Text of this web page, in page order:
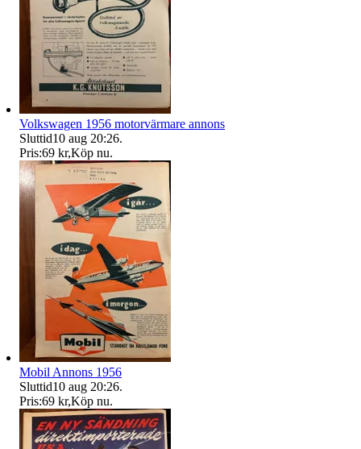
Volkswagen 1956 motorvärmare annons
Sluttid10 aug 20:26.
Pris:69 kr,Köp nu.
Mobil Annons 1956
Sluttid10 aug 20:26.
Pris:69 kr,Köp nu.